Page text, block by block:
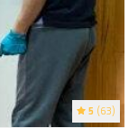
5 (63)